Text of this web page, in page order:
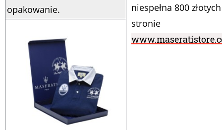
opakowanie.
niespełna 800
stronie